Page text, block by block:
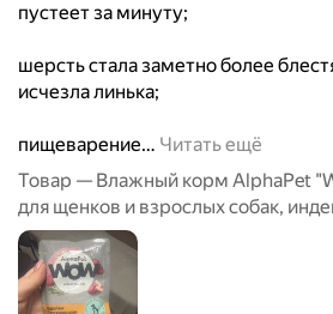
пустеет за минуту;
шерсть стала заметно более
исчезла линька;
пищеварение… Читать ещё
Товар — Влажный корм AlphaPet
для щенков и взрослых собак,